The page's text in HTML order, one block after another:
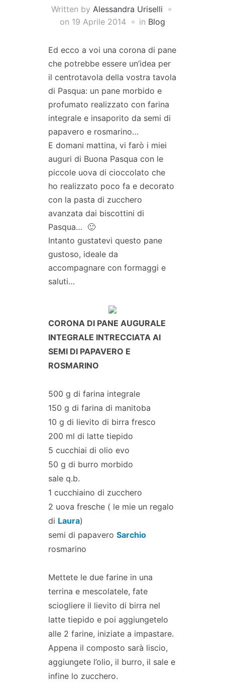
Written by Alessandra Uriselli
on 19 Aprile 2014 in Blog
Ed ecco a voi una corona di pane
che potrebbe essere un’idea per
il centrotavola della vostra tavola
di Pasqua: un pane morbido e
profumato realizzato con farina
integrale e insaporito da semi di
papavero e rosmarino…
E domani mattina, vi farò i miei
auguri di Buona Pasqua con le
piccole uova di cioccolato che
ho realizzato poco fa e decorato
con la pasta di zucchero
avanzata dai biscottini di
Pasqua… 🙂
Intanto gustatevi questo pane
gustoso, ideale da
accompagnare con formaggi e
saluti…
CORONA DI PANE AUGURALE
INTEGRALE INTRECCIATA AI
SEMI DI PAPAVERO E
ROSMARINO
500 g di farina integrale
150 g di farina di manitoba
10 g di lievito di birra fresco
200 ml di latte tiepido
5 cucchiai di olio evo
50 g di burro morbido
sale q.b.
1 cucchiaino di zucchero
2 uova fresche ( le mie un regalo
di Laura)
semi di papaveroSarchio
rosmarino
Mettete le due farine in una
terrina e mescolatele, fate
sciogliere il lievito di birra nel
latte tiepido e poi aggiungetelo
alle 2 farine, iniziate a impastare.
Appena il composto sarà liscio,
aggiungete l’olio, il burro, il sale e
infine lo zucchero.